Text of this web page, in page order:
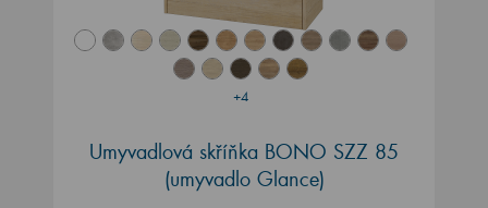
+4
Umyvadlová skříňka BONO SZZ 85
(umyvadlo Glance)